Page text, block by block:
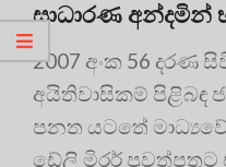
සාධාරණ අන්දමින්
2007 අංක 56 දරණ
අයිතිවාසිකම් පිළිබඳ
පනත යටතේ
ඩේලි මිරර්